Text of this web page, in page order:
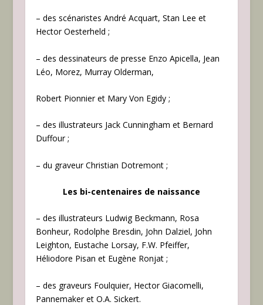
– des scénaristes André Acquart, Stan Lee et
Hector Oesterheld ;
– des dessinateurs de presse Enzo Apicella, Jean
Léo, Morez, Murray Olderman,
Robert Pionnier et Mary Von Egidy ;
– des illustrateurs Jack Cunningham et Bernard
Duffour ;
– du graveur Christian Dotremont ;
Les bi-centenaires de naissance
– des illustrateurs Ludwig Beckmann, Rosa
Bonheur, Rodolphe Bresdin, John Dalziel, John
Leighton, Eustache Lorsay, F.W. Pfeiffer,
Héliodore Pisan et Eugène Ronjat ;
– des graveurs Foulquier, Hector Giacomelli,
Pannemaker et O.A. Sickert.